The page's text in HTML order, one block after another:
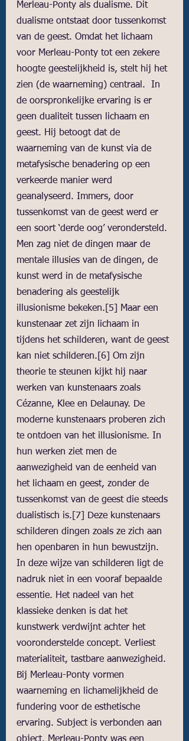
Merleau-Ponty als dualisme. Dit
dualisme ontstaat door tussenkomst
van de geest. Omdat het lichaam
voor Merleau-Ponty tot een zekere
hoogte geestelijkheid is, stelt hij het
zien (de waarneming) centraal.  In
de oorspronkelijke ervaring is er
geen dualiteit tussen lichaam en
geest. Hij betoogt dat de
waarneming van de kunst via de
metafysische benadering op een
verkeerde manier werd
geanalyseerd. Immers, door
tussenkomst van de geest werd er
een soort ‘derde oog’ verondersteld.
Men zag niet de dingen maar de
mentale illusies van de dingen, de
kunst werd in de metafysische
benadering als geestelijk
illusionisme bekeken. [5]
Maar een
kunstenaar zet zijn lichaam in
tijdens het schilderen, want de geest
kan niet schilderen. [6]
Om zijn
theorie te steunen kijkt hij naar
werken van kunstenaars zoals
Cézanne, Klee en Delaunay. De
moderne kunstenaars proberen zich
te ontdoen van het illusionisme. In
hun werken ziet men de
aanwezigheid van de eenheid van
het lichaam en geest, zonder de
tussenkomst van de geest die steeds
dualistisch is. [7]
Deze kunstenaars
schilderen dingen zoals ze zich aan
hen openbaren in hun bewustzijn.
In deze wijze van schilderen ligt de
nadruk niet in een vooraf bepaalde
essentie. Het nadeel van het
klassieke denken is dat het
kunstwerk verdwijnt achter het
vooronderstelde concept. Verliest
materialiteit, tastbare aanwezigheid.
Bij Merleau-Ponty vormen
waarneming en lichamelijkheid de
fundering voor de esthetische
ervaring. Subject is verbonden aan